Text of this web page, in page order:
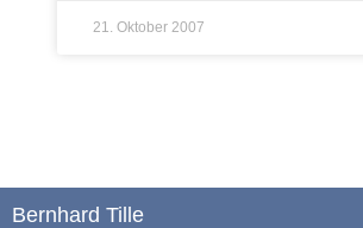
21. Oktober 2007
Bernhard Tille